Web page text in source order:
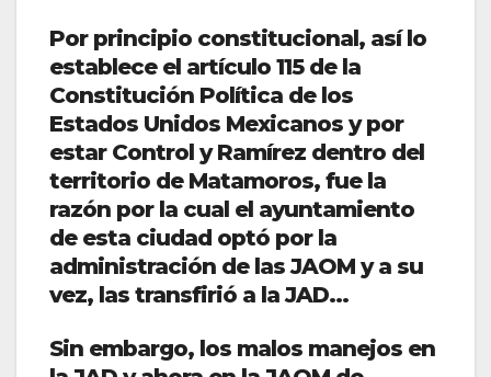
Por principio constitucional, así lo
establece el artículo 115 de la
Constitución Política de los
Estados Unidos Mexicanos y por
estar Control y Ramírez dentro del
territorio de Matamoros, fue la
razón por la cual el ayuntamiento
de esta ciudad optó por la
administración de las JAOM y a su
vez, las transfirió a la JAD…
Sin embargo, los malos manejos en